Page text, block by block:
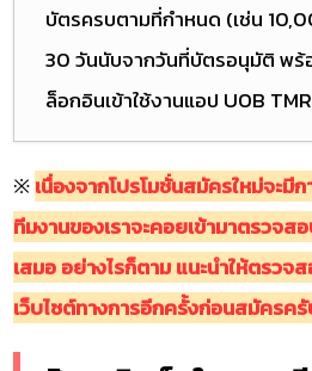
บัตรครบตามที่กำหนด (เช่น
30 วันนับจากวันที่บัตรอนุมัติ พร้
ล็อกอินเข้าใช้งานแอป UOB
※เนื่องจากโปรโมชั่นสมัครใหม่จะมี
ทีมงานของเราจะคอยเข้ามาตรวจ
เสมอ อย่างไรก็ตาม แนะนำให้ตรวจ
เว็บไซต์ทางการอีกครั้งก่อนสมัครค